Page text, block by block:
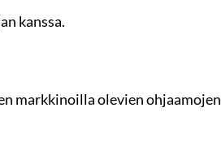
kanssa.
markkinoilla olevien ohjaamojen